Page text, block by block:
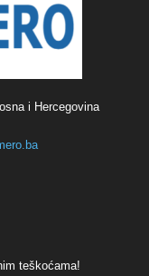
i Hercegovina
teškoćama!